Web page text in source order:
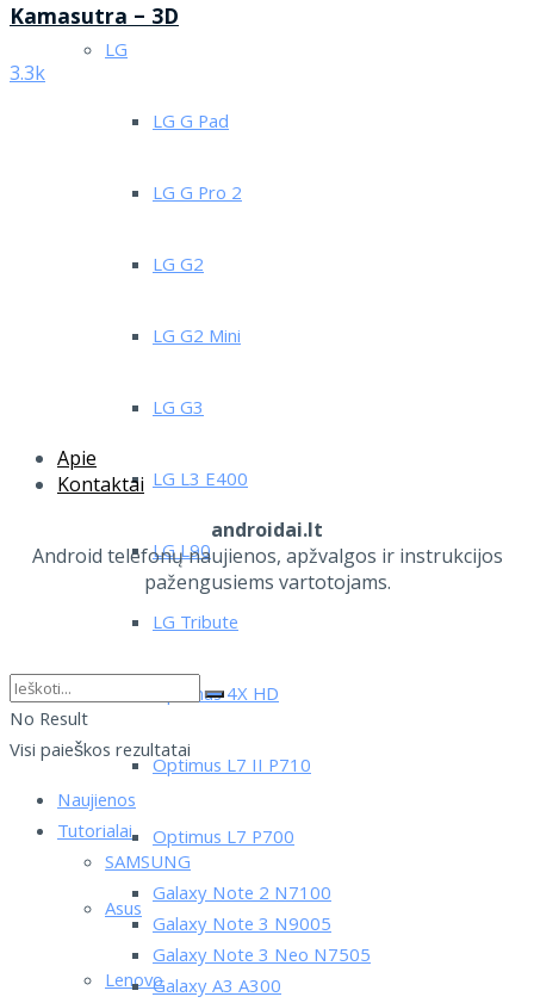
LG
LG G Pad
LG G Pro 2
LG G2
LG G2 Mini
LG G3
LG L3 E400
LG L90
LG Tribute
Optimus 4X HD
Optimus L7 II P710
Optimus L7 P700
Asus
Lenovo
Kamasutra – 3D
3.3k
Apie
Kontaktai
androidai.lt
Android telefonų naujienos, apžvalgos ir instrukcijos
pažengusiems vartotojams.
No Result
Visi paieškos rezultatai
Naujienos
Tutorialai
SAMSUNG
Galaxy Note 2 N7100
Galaxy Note 3 N9005
Galaxy Note 3 Neo N7505
Galaxy A3 A300